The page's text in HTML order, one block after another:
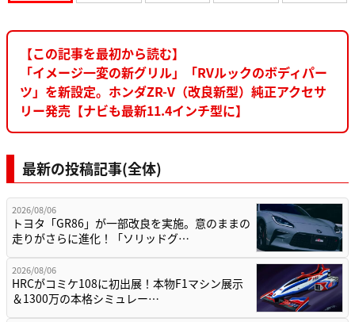
【この記事を最初から読む】
「イメージ一変の新グリル」「RVルックのボディパー
ツ」を新設定。ホンダZR-V（改良新型）純正アクセサ
リー発売【ナビも最新11.4インチ型に】
最新の投稿記事(全体)
2026/08/06
トヨタ「GR86」が一部改良を実施。意のままの
走りがさらに進化！「ソリッドグ…
2026/08/06
HRCがコミケ108に初出展！本物F1マシン展示
＆1300万の本格シミュレー…